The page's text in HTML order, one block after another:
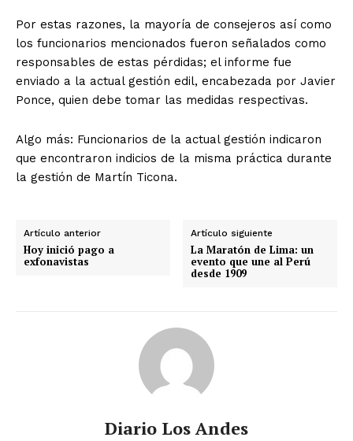
Por estas razones, la mayoría de consejeros así como
los funcionarios mencionados fueron señalados como
responsables de estas pérdidas; el informe fue
enviado a la actual gestión edil, encabezada por Javier
Ponce, quien debe tomar las medidas respectivas.
Algo más: Funcionarios de la actual gestión indicaron
que encontraron indicios de la misma práctica durante
la gestión de Martín Ticona.
Artículo anterior
Hoy inició pago a
exfonavistas
Artículo siguiente
La Maratón de Lima: un
evento que une al Perú
desde 1909
Diario Los Andes